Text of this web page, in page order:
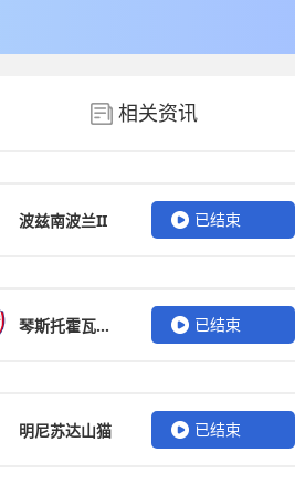
相关资讯
波兹南波兰II 已结束
琴斯托霍瓦火花 已结束
明尼苏达山猫 已结束